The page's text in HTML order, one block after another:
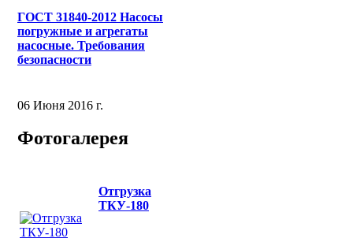
ГОСТ 31840-2012 Насосы
погружные и агрегаты
насосные. Требования
безопасности
06 Июня 2016 г.
Фотогалерея
Отгрузка
ТКУ-180